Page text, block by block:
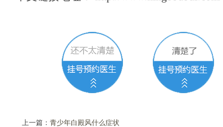
上一篇： 青少年白殿风什么症状